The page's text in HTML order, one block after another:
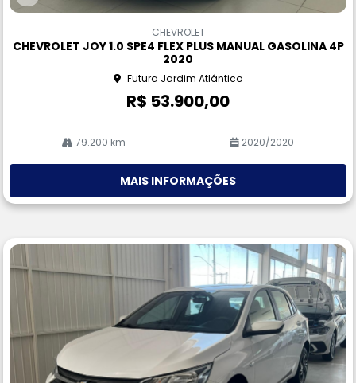
Co
rtil
CHEVROLET
CHEVROLET JOY 1.0 SPE4 FLEX PLUS MANUAL GASOLINA 4P
2020
Futura Jardim Atlântico
R$ 53.900,00
79.200 km 2020/2020
MAIS INFORMAÇÕES